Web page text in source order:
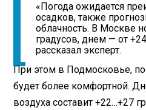
«Погода ожидается
осадков, также
облачность. В Москве
градусов, днем — от
рассказал эксперт.
При этом в Подмосковье, по
будет более комфортной.
воздуха составит +22…+27